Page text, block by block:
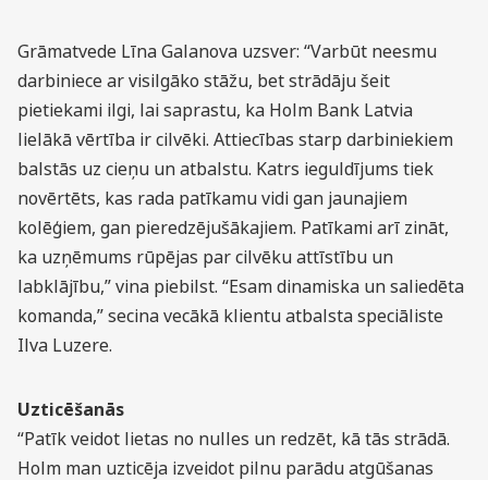
Grāmatvede Līna Galanova uzsver: “Varbūt neesmu
darbiniece ar visilgāko stāžu, bet strādāju šeit
pietiekami ilgi, lai saprastu, ka Holm Bank Latvia
lielākā vērtība ir cilvēki. Attiecības starp darbiniekiem
balstās uz cieņu un atbalstu. Katrs ieguldījums tiek
novērtēts, kas rada patīkamu vidi gan jaunajiem
kolēģiem, gan pieredzējušākajiem. Patīkami arī zināt,
ka uzņēmums rūpējas par cilvēku attīstību un
labklājību,” vina piebilst. “Esam dinamiska un saliedēta
komanda,” secina vecākā klientu atbalsta speciāliste
Ilva Luzere.
Uzticēšanās
“Patīk veidot lietas no nulles un redzēt, kā tās strādā.
Holm man uzticēja izveidot pilnu parādu atgūšanas